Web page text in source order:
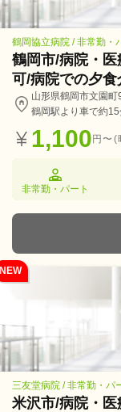
鶴岡協立病院 / 非常勤・
鶴岡市/病院・医
可/病院での夕食
山形県鶴岡市文園町
鶴岡駅より車で約
1,100円〜(
非常勤・パート
NEW
三友堂病院 / 非常勤・パ
米沢市/病院・